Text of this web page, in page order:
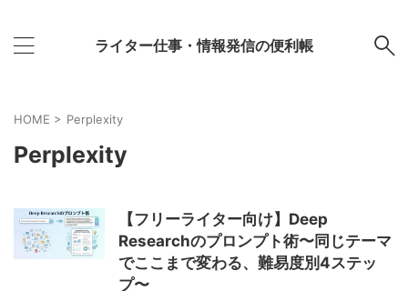
ライター仕事・情報発信の便利帳
HOME > Perplexity
Perplexity
【フリーライター向け】Deep
Researchのプロンプト術〜同じテーマ
でここまで変わる、難易度別4ステッ
プ〜